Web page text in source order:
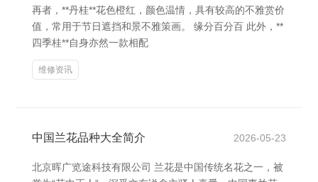
再者，**丹桂**花色橙红，颜色温情，具有较高的不雅赏价
值，常用于节日遮挡和景不雅策画。 缘分百分百 此外，**
四季桂**自身亦然一款相配
维修资讯
中国兰花品种大全简介 2026-05-23
北京晖广览途科技有限公司 兰花是中国传统名花之一，被